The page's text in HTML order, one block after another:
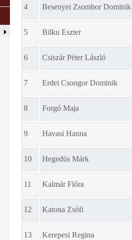
4 Besenyei Zsombor Dominik
5 Bilku Eszter
6 Csiszár Péter László
7 Erdei Csongor Dominik
8 Forgó Maja
9 Havasi Hanna
10 Hegedüs Márk
11 Kalmár Flóra
12 Katona Zsófi
13 Kerepesi Regina